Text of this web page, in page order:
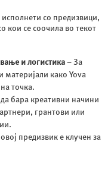
со предизвици,
кои се соочила во текот
и логистика– За
материјали како Yova
точка.
бара креативни начини
грантови или
предизвик е клучен за